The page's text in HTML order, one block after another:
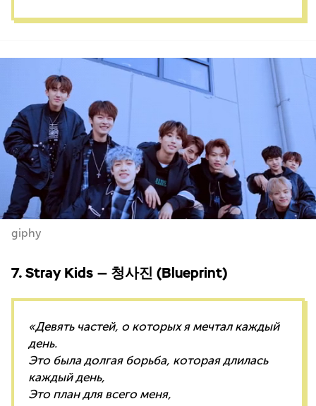
giphy
7. Stray Kids — 청사진 (Blueprint)
«Девять частей, о которых я мечтал каждый
день.
Это была долгая борьба, которая длилась
каждый день,
Это план для всего меня,